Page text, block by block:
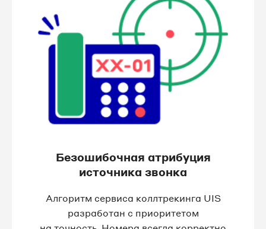
Безошибочная атрибуция
источника звонка
Алгоритм сервиса коллтрекинга UIS
разработан с приоритетом